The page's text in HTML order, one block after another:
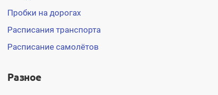
Пробки на дорогах
Расписания транспорта
Расписание самолётов
Разное